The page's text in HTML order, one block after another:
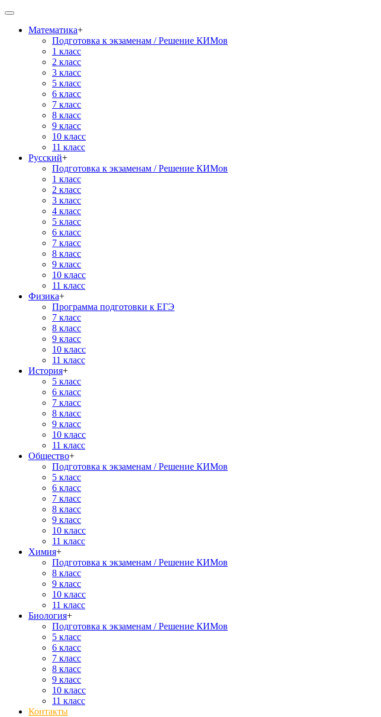
Математика+
Подготовка к экзаменам / Решение КИМов
1 класс
2 класс
3 класс
5 класс
6 класс
7 класс
8 класс
9 класс
10 класс
11 класс
Русский+
Подготовка к экзаменам / Решение КИМов
1 класс
2 класс
3 класс
4 класс
5 класс
6 класс
7 класс
8 класс
9 класс
10 класс
11 класс
Физика+
Программа подготовки к ЕГЭ
7 класс
8 класс
9 класс
10 класс
11 класс
История+
5 класс
6 класс
7 класс
8 класс
9 класс
10 класс
11 класс
Общество+
Подготовка к экзаменам / Решение КИМов
5 класс
6 класс
7 класс
8 класс
9 класс
10 класс
11 класс
Химия+
Подготовка к экзаменам / Решение КИМов
8 класс
9 класс
10 класс
11 класс
Биология+
Подготовка к экзаменам / Решение КИМов
5 класс
6 класс
7 класс
8 класс
9 класс
10 класс
11 класс
Контакты